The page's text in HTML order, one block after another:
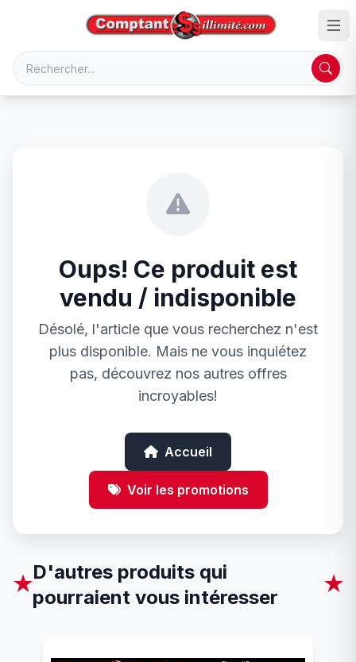
Oups! Ce produit est
vendu / indisponible
Désolé, l'article que vous recherchez n'est
plus disponible. Mais ne vous inquiétez
pas, découvrez nos autres offres
incroyables!
Accueil
Voir les promotions
★
D'autres produits qui
pourraient vous intéresser
★